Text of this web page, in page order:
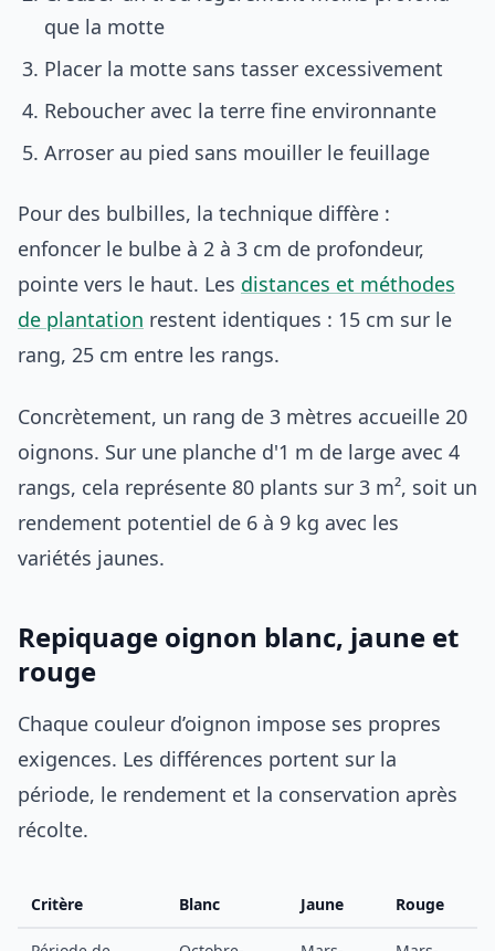
que la motte
Placer la motte sans tasser excessivement
Reboucher avec la terre fine environnante
Arroser au pied sans mouiller le feuillage
Pour des bulbilles, la technique diffère :
enfoncer le bulbe à 2 à 3 cm de profondeur,
pointe vers le haut. Les distances et méthodes
de plantation restent identiques : 15 cm sur le
rang, 25 cm entre les rangs.
Concrètement, un rang de 3 mètres accueille 20
oignons. Sur une planche d'1 m de large avec 4
rangs, cela représente 80 plants sur 3 m², soit un
rendement potentiel de 6 à 9 kg avec les
variétés jaunes.
Repiquage oignon blanc, jaune et
rouge
Chaque couleur d’oignon impose ses propres
exigences. Les différences portent sur la
période, le rendement et la conservation après
récolte.
Critère Blanc Jaune Rouge